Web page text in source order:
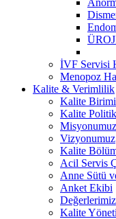
İVF Servisi
Menopoz
Kalite & Verimlilik
Kalite Birimi
Kalite
Misyonumuz
Vizyonumuz
Kalite
Acil Servis
Anne Sütü
Anket Ekibi
Değerlerimiz
Kalite